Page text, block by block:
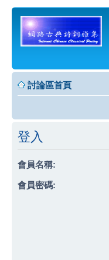
討論區首頁
登入
會員名稱:
會員密碼: